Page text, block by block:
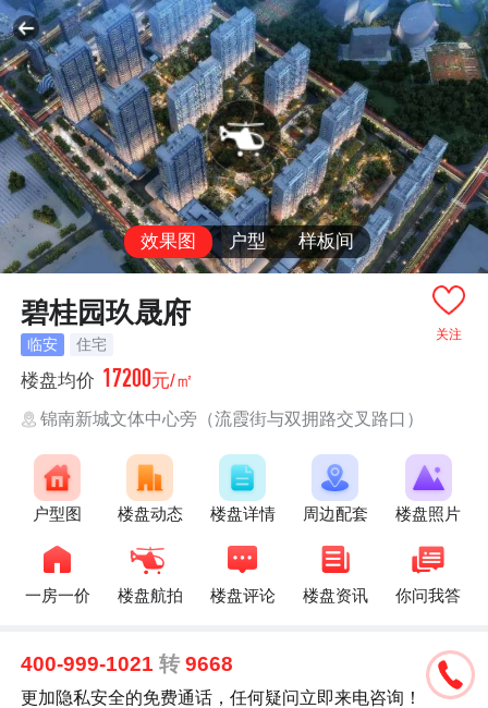
效果图 户型 样板间
关注
碧桂园玖晟府
临安 住宅
楼盘均价 17200元/㎡
锦南新城文体中心旁（流霞街与双拥路交叉路口）
户型图 楼盘动态 楼盘详情 周边配套 楼盘照片
一房一价 楼盘航拍 楼盘评论 楼盘资讯 你问我答
400-999-1021转 9668
更加隐私安全的免费通话，任何疑问立即来电咨询！